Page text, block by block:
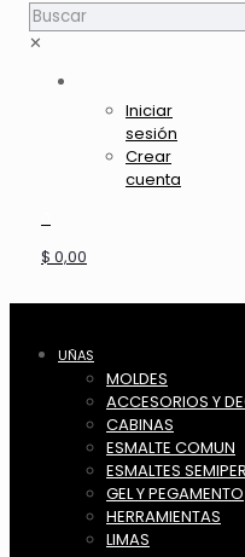
✕
Iniciar
sesión
Crear
cuenta
$ 0,00
UÑAS
MOLDES
ACCESORIOS Y
CABINAS
ESMALTE COMUN
ESMALTES
GEL Y PEGAMENTO
HERRAMIENTAS
LIMAS